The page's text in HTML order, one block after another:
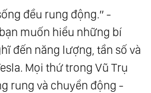
đều rung động.” -
muốn hiểu những bí
đến năng lượng, tần số và
Mọi thứ trong Vũ Trụ
rung và chuyển động -